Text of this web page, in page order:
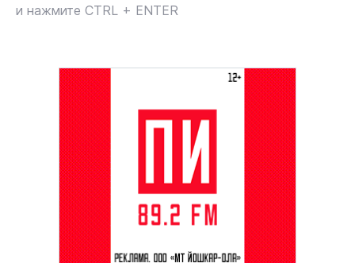
и нажмите CTRL + ENTER